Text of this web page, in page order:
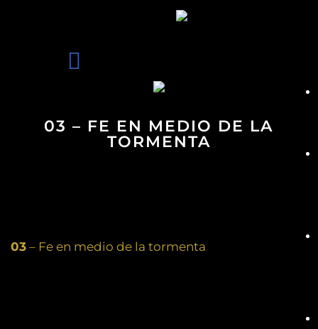
03 – FE EN MEDIO DE LA
TORMENTA
03 – Fe en medio de la tormenta